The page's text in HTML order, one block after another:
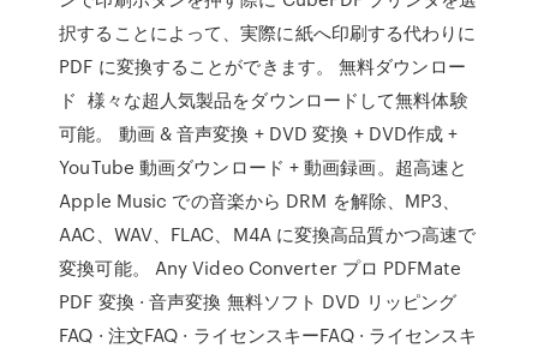
択することによって、実際に紙へ印刷する代わりに
PDF に変換することができます。 無料ダウンロー
ド 様々な超人気製品をダウンロードして無料体験
可能。 動画 & 音声変換 + DVD 変換 + DVD作成 +
YouTube 動画ダウンロード + 動画録画。超高速と
Apple Music での音楽から DRM を解除、MP3、
AAC、WAV、FLAC、M4A に変換高品質かつ高速で
変換可能。 Any Video Converter プロ PDFMate
PDF 変換 · 音声変換 無料ソフト DVD リッピング
FAQ · 注文FAQ · ライセンスキーFAQ · ライセンスキ